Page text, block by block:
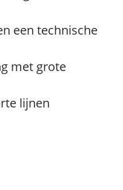
een technische
met grote
lijnen